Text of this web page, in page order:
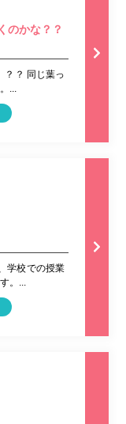
のかな？？
？？ 同じ葉っ
...
学校での授業
。...